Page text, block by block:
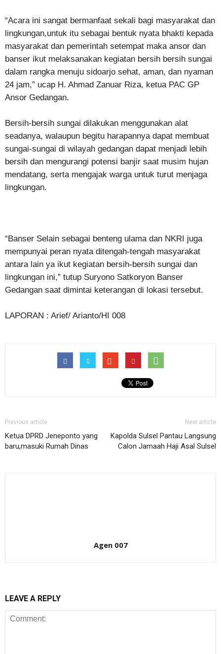
“Acara ini sangat bermanfaat sekali bagi masyarakat dan
lingkungan,untuk itu sebagai bentuk nyata bhakti kepada
masyarakat dan pemerintah setempat maka ansor dan
banser ikut melaksanakan kegiatan bersih bersih sungai
dalam rangka menuju sidoarjo sehat, aman, dan nyaman
24 jam,” ucap H. Ahmad Zanuar Riza, ketua PAC GP
Ansor Gedangan.
Bersih-bersih sungai dilakukan menggunakan alat
seadanya, walaupun begitu harapannya dapat membuat
sungai-sungai di wilayah gedangan dapat menjadi lebih
bersih dan mengurangi potensi banjir saat musim hujan
mendatang, serta mengajak warga untuk turut menjaga
lingkungan.
“Banser Selain sebagai benteng ulama dan NKRI juga
mempunyai peran nyata ditengah-tengah masyarakat
antara lain ya ikut kegiatan bersih-bersih sungai dan
lingkungan ini,” tutup Suryono Satkoryon Banser
Gedangan saat dimintai keterangan di lokasi tersebut.
LAPORAN : Arief/ Arianto/HI 008
Previous article
Ketua DPRD Jeneponto yang
baru,masuki Rumah Dinas
Next article
Kapolda Sulsel Pantau Langsung
Calon Jamaah Haji Asal Sulsel
Agen 007
LEAVE A REPLY